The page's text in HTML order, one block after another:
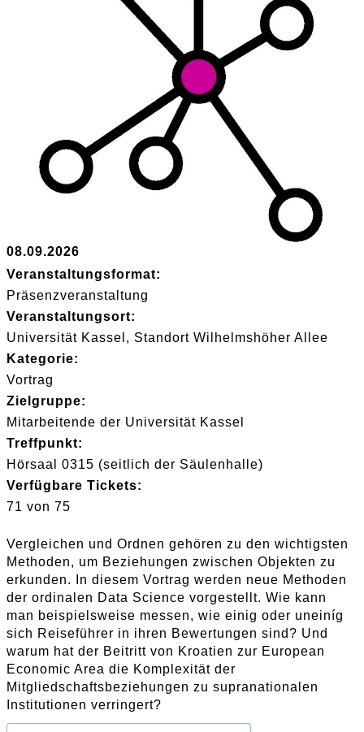
08.09.2026
Veranstaltungsformat:
Präsenzveranstaltung
Veranstaltungsort:
Universität Kassel, Standort Wilhelmshöher Allee
Kategorie:
Vortrag
Zielgruppe:
Mitarbeitende der Universität Kassel
Treffpunkt:
Hörsaal 0315 (seitlich der Säulenhalle)
Verfügbare Tickets:
71 von 75
Vergleichen und Ordnen gehören zu den wichtigsten
Methoden, um Beziehungen zwischen Objekten zu
erkunden. In diesem Vortrag werden neue Methoden
der ordinalen Data Science vorgestellt. Wie kann
man beispielsweise messen, wie einig oder uneiníg
sich Reiseführer in ihren Bewertungen sind? Und
warum hat der Beitritt von Kroatien zur European
Economic Area die Komplexität der
Mitgliedschaftsbeziehungen zu supranationalen
Institutionen verringert?